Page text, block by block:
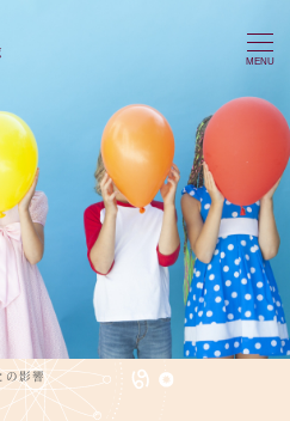
MENU
の影響